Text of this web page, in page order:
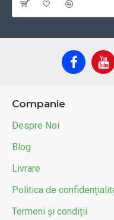
Companie
Despre Noi
Blog
Livrare
Politica de
Termeni și condiții